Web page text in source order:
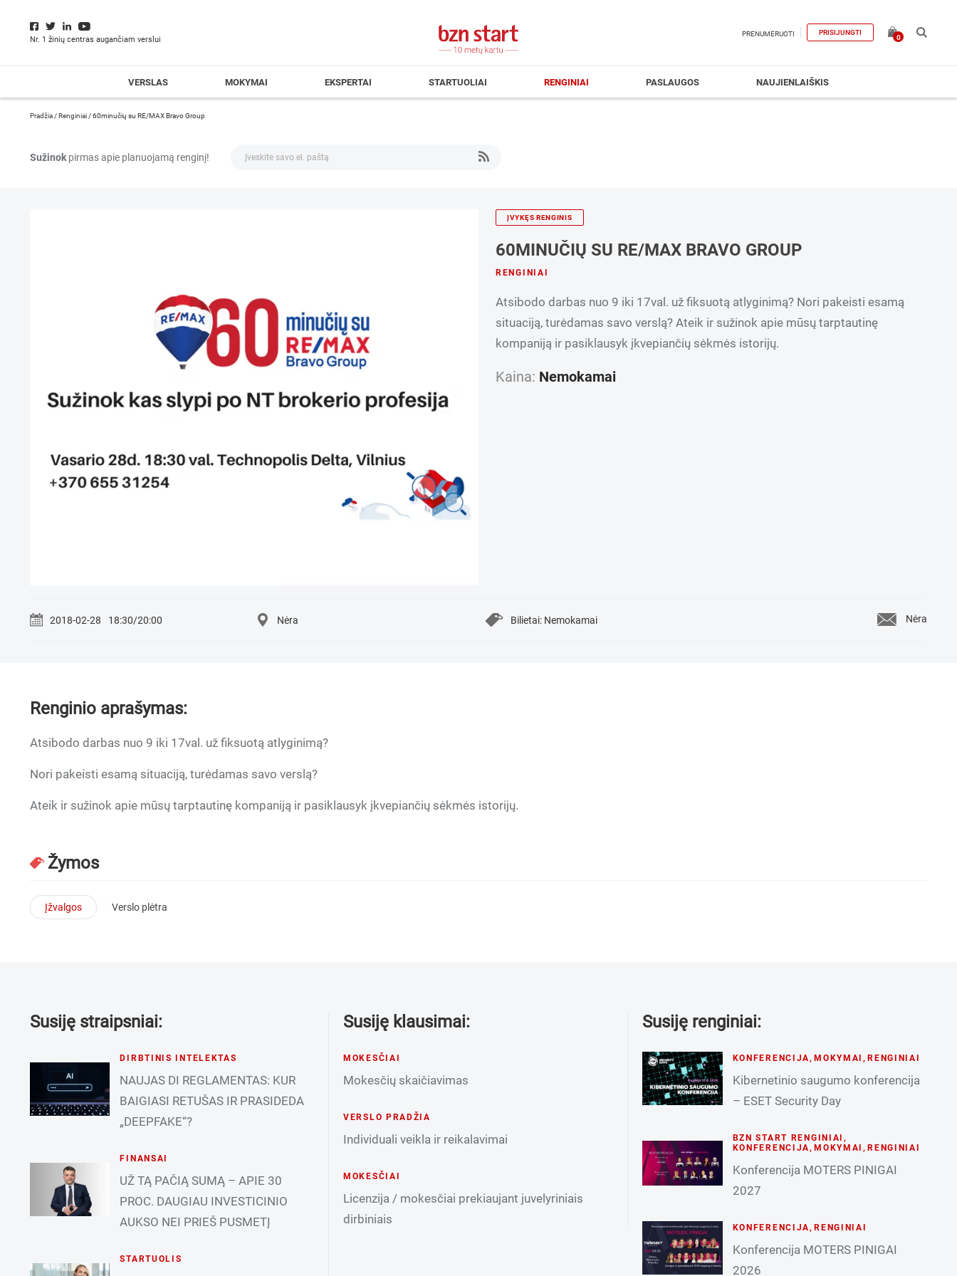
Nr. 1 žinių centras augančiam verslui
PRENUMERUOTI PRISIJUNGTI
0
VERSLAS MOKYMAI EKSPERTAI STARTUOLIAI RENGINIAI PASLAUGOS NAUJIENLAIŠKIS
Pradžia /Renginiai /60minučių su RE/MAX Bravo Group
Sužinok pirmas apie planuojamą renginį!
ĮVYKĘS RENGINIS
60MINUČIŲ SU RE/MAX BRAVO GROUP
RENGINIAI
Atsibodo darbas nuo 9 iki 17val. už fiksuotą atlyginimą? Nori pakeisti esamą
situaciją, turėdamas savo verslą? Ateik ir sužinok apie mūsų tarptautinę
kompaniją ir pasiklausyk įkvepiančių sėkmės istorijų.
Kaina: Nemokamai
2018-02-28 18:30/20:00 Nėra Bilietai: Nemokamai Nėra
Renginio aprašymas:
Atsibodo darbas nuo 9 iki 17val. už fiksuotą atlyginimą?
Nori pakeisti esamą situaciją, turėdamas savo verslą?
Ateik ir sužinok apie mūsų tarptautinę kompaniją ir pasiklausyk įkvepiančių sėkmės istorijų.
Žymos
Įžvalgos Verslo plėtra
Susiję straipsniai:
DIRBTINIS INTELEKTAS
NAUJAS DI REGLAMENTAS: KUR
BAIGIASI RETUŠAS IR PRASIDEDA
„DEEPFAKE“?
FINANSAI
UŽ TĄ PAČIĄ SUMĄ – APIE 30
PROC. DAUGIAU INVESTICINIO
AUKSO NEI PRIEŠ PUSMETĮ
STARTUOLIS
Susiję klausimai:
MOKESČIAI
Mokesčių skaičiavimas
VERSLO PRADŽIA
Individuali veikla ir reikalavimai
MOKESČIAI
Licenzija / mokesčiai prekiaujant juvelyriniais
dirbiniais
Susiję renginiai:
KONFERENCIJA ,MOKYMAI ,RENGINIAI
Kibernetinio saugumo konferencija
– ESET Security Day
BZN START RENGINIAI ,
KONFERENCIJA ,MOKYMAI ,RENGINIAI
Konferencija MOTERS PINIGAI
2027
KONFERENCIJA ,RENGINIAI
Konferencija MOTERS PINIGAI
2026